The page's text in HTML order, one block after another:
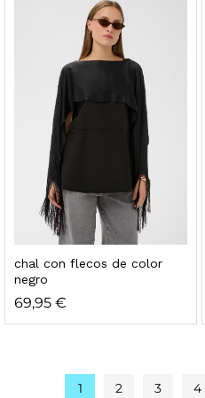
chal con flecos de color
negro
69,95 €
1 2 3 4